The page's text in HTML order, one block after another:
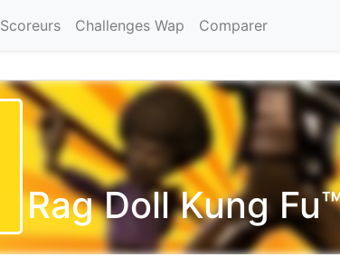
Scoreurs Challenges Wap Comparer
Rag Doll Kung